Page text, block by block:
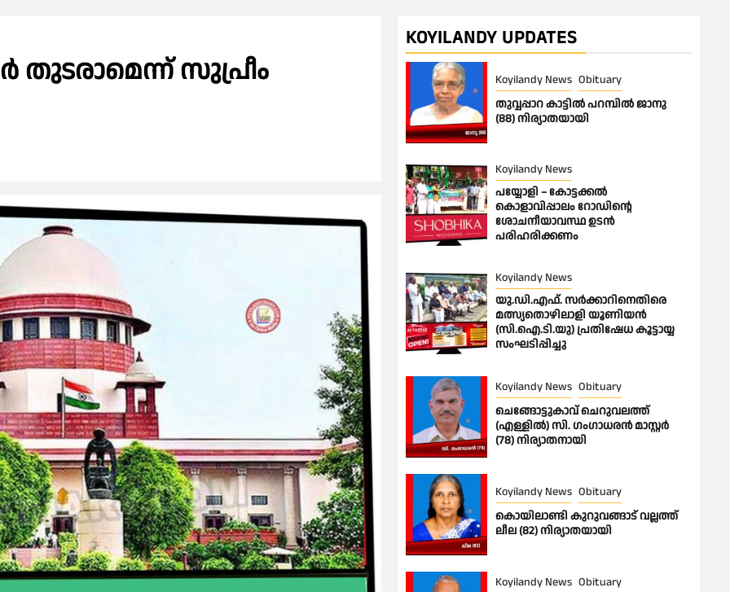
സുപ്രീം
KOYILANDY UPDATES
Koyilandy News Obituary
തുവ്വപ്പാറ കാട്ടിൽ പറമ്പിൽ ജാനു
(88) നിര്യാതയായി
Koyilandy News
പയ്യോളി – കോട്ടക്കൽ
കൊളാവിപ്പാലം റോഡിൻ്റെ
ശോചനീയാവസ്ഥ ഉടൻ
പരിഹരിക്കണം
Koyilandy News
യു.ഡി.എഫ്. സർക്കാറിനെതിരെ
മത്സ്യതൊഴിലാളി യൂണിയൻ
(സി.ഐ.ടി.യു) പ്രതിഷേധ കൂട്ടായ്യ
സംഘടിപ്പിച്ചു
Koyilandy News Obituary
ചെങ്ങോട്ടുകാവ് ചെറുവലത്ത്
(എള്ളിൽ) സി. ഗംഗാധരൻ മാസ്റ്റർ
(78) നിര്യാതനായി
Koyilandy News Obituary
കൊയിലാണ്ടി കുറുവങ്ങാട് വല്ലത്ത്
ലീല (82) നിര്യാതയായി
Koyilandy News Obituary